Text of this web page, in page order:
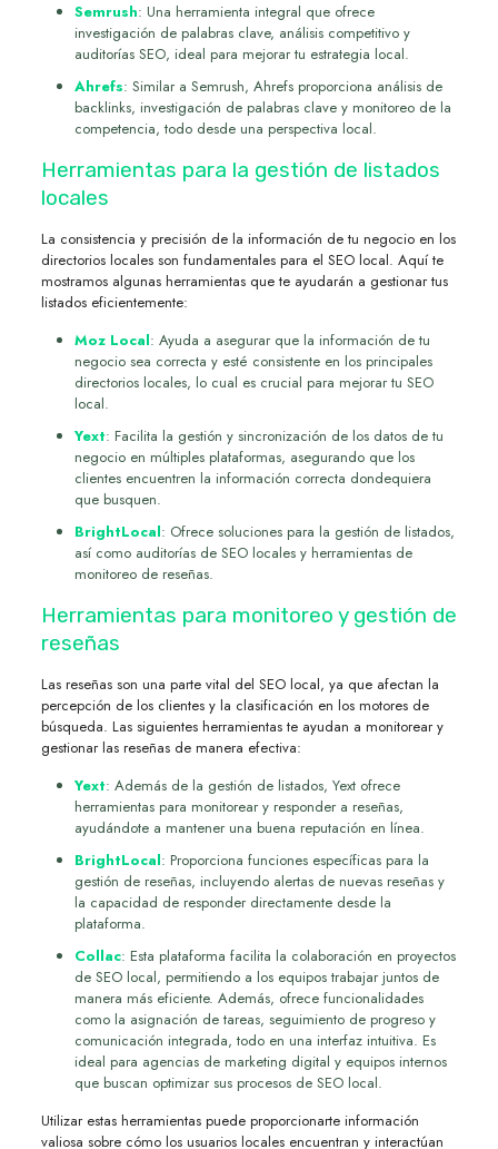
Semrush: Una herramienta integral que ofrece
investigación de palabras clave, análisis competitivo y
auditorías SEO, ideal para mejorar tu estrategia local.
Ahrefs: Similar a Semrush, Ahrefs proporciona análisis de
backlinks, investigación de palabras clave y monitoreo de la
competencia, todo desde una perspectiva local.
Herramientas para la gestión de listados
locales
La consistencia y precisión de la información de tu negocio en los
directorios locales son fundamentales para el SEO local. Aquí te
mostramos algunas herramientas que te ayudarán a gestionar tus
listados eficientemente:
Moz Local: Ayuda a asegurar que la información de tu
negocio sea correcta y esté consistente en los principales
directorios locales, lo cual es crucial para mejorar tu SEO
local.
Yext: Facilita la gestión y sincronización de los datos de tu
negocio en múltiples plataformas, asegurando que los
clientes encuentren la información correcta dondequiera
que busquen.
BrightLocal: Ofrece soluciones para la gestión de listados,
así como auditorías de SEO locales y herramientas de
monitoreo de reseñas.
Herramientas para monitoreo y gestión de
reseñas
Las reseñas son una parte vital del SEO local, ya que afectan la
percepción de los clientes y la clasificación en los motores de
búsqueda. Las siguientes herramientas te ayudan a monitorear y
gestionar las reseñas de manera efectiva:
Yext: Además de la gestión de listados, Yext ofrece
herramientas para monitorear y responder a reseñas,
ayudándote a mantener una buena reputación en línea.
BrightLocal: Proporciona funciones específicas para la
gestión de reseñas, incluyendo alertas de nuevas reseñas y
la capacidad de responder directamente desde la
plataforma.
Collac: Esta plataforma facilita la colaboración en proyectos
de SEO local, permitiendo a los equipos trabajar juntos de
manera más eficiente. Además, ofrece funcionalidades
como la asignación de tareas, seguimiento de progreso y
comunicación integrada, todo en una interfaz intuitiva. Es
ideal para agencias de marketing digital y equipos internos
que buscan optimizar sus procesos de SEO local.
Utilizar estas herramientas puede proporcionarte información
valiosa sobre cómo los usuarios locales encuentran y interactúan